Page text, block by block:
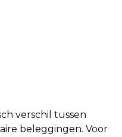
verschil tussen
beleggingen. Voor